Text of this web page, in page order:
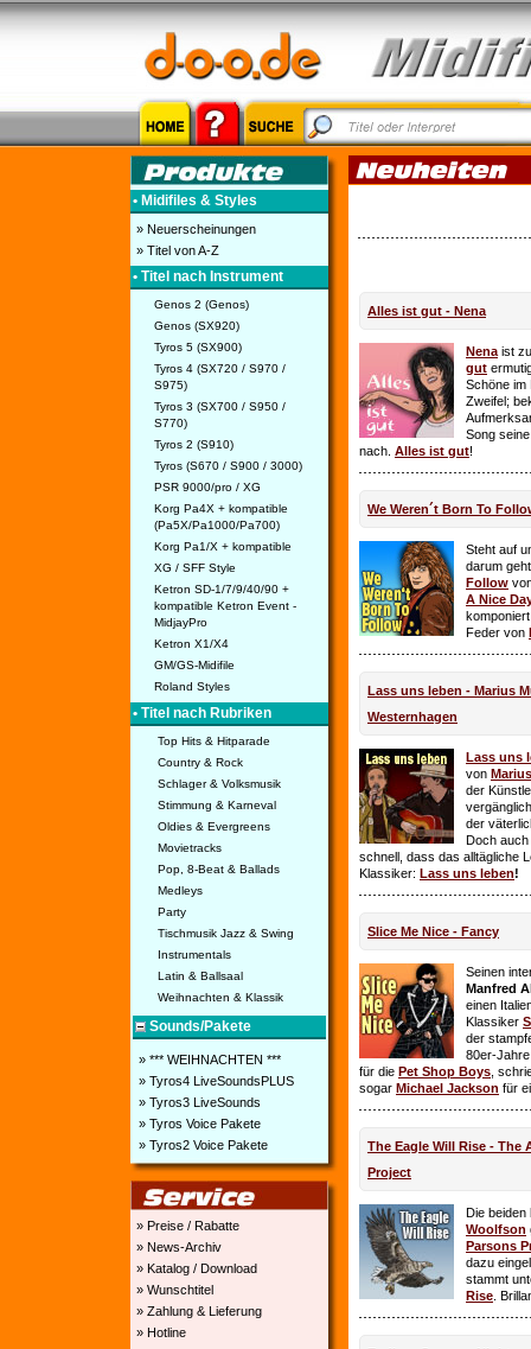
• Midifiles & Styles
» Neuerscheinungen
» Titel von A-Z
• Titel nach Instrument
Genos 2 (Genos)
Genos (SX920)
Tyros 5 (SX900)
Tyros 4 (SX720 / S970 /
S975)
Tyros 3 (SX700 / S950 /
S770)
Tyros 2 (S910)
Tyros (S670 / S900 / 3000)
PSR 9000/pro / XG
Korg Pa4X + kompatible
(Pa5X/Pa1000/Pa700)
Korg Pa1/X + kompatible
XG / SFF Style
Ketron SD-1/7/9/40/90 +
kompatible Ketron Event -
MidjayPro
Ketron X1/X4
GM/GS-Midifile
Roland Styles
• Titel nach Rubriken
Top Hits & Hitparade
Country & Rock
Schlager & Volksmusik
Stimmung & Karneval
Oldies & Evergreens
Movietracks
Pop, 8-Beat & Ballads
Medleys
Party
Tischmusik Jazz & Swing
Instrumentals
Latin & Ballsaal
Weihnachten & Klassik
Sounds/Pakete
» *** WEIHNACHTEN ***
» Tyros4 LiveSoundsPLUS
» Tyros3 LiveSounds
» Tyros Voice Pakete
» Tyros2 Voice Pakete
» Preise / Rabatte
» News-Archiv
» Katalog / Download
» Wunschtitel
» Zahlung & Lieferung
» Hotline
Alles ist gut - Nena
Nena ist
gut
Schöne im
Zweifel;
Song
nach. Alles ist gut!
We Weren´t Born To
Steht auf
darum
Follow
A Nice
Feder von
Lass uns leben - Marius
Westernhagen
Lass uns
von
der
der
Doch auch
schnell, dass das alltägliche
Klassiker: Lass uns leben!
Slice Me Nice - Fancy
Seinen
Manfred
einen
Klassiker
der
80er-
für die Pet Shop Boys ,
sogar Michael Jackson für
The Eagle Will Rise - The
Project
Die beiden
Woolfson
Parsons
dazu
stammt
Rise .